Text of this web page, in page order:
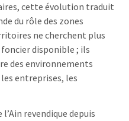
cette évolution traduit
du rôle des zones
ne cherchent plus
disponible ; ils
des environnements
entreprises, les
revendique depuis